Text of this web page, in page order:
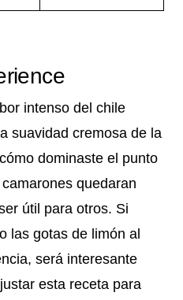
intenso del chile
suavidad cremosa de la
dominaste el punto
quedaran
útil para otros. Si
las gotas de limón al
será interesante
esta receta para